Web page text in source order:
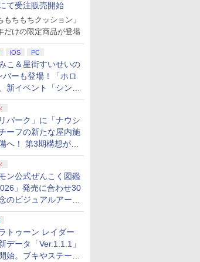
て受注販売開始
もちもちクッション」
だけの限定商品が登場
iOS PC
こ＆星街すいせいの
ーも登場！「ホロ
新イベント「シンク
のスパークル」がス
パーク」に「ナウシ
ーフの新たな屋内施
へ！ 第3期構想が公
ン公式ぜんこく図鑑
」発売に合わせ30
のビジュアルアート
冊同時発売が決定
トゥーン レイダー
データ「Ver.1.1.1」
始。ブキやステージ